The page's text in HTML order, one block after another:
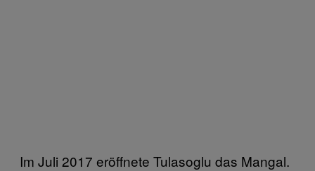
Im Juli 2017 eröffnete Tulasoglu das Mangal.